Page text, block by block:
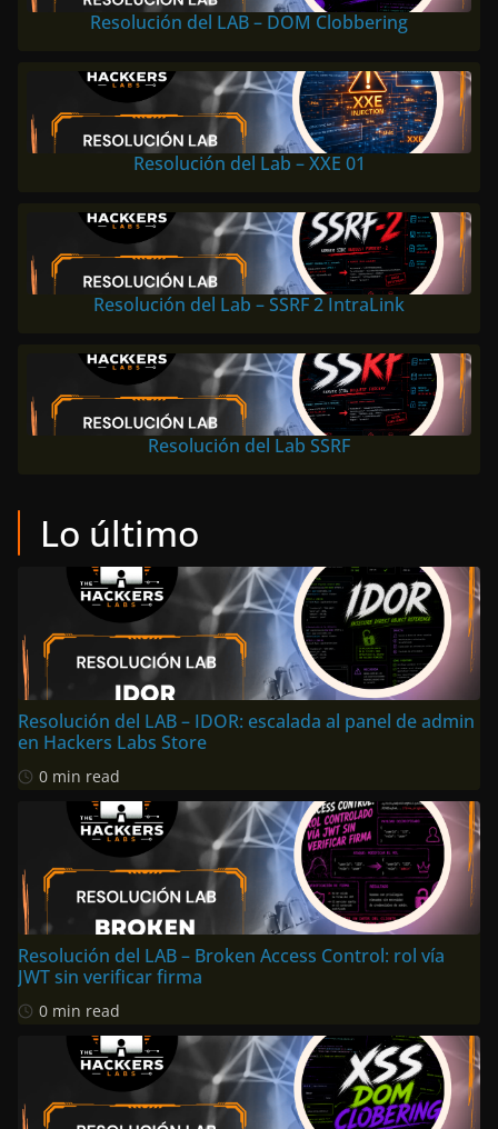
Resolución del LAB – DOM Clobbering
Resolución del Lab – XXE 01
Resolución del Lab – SSRF 2 IntraLink
Resolución del Lab SSRF
Lo último
Resolución del LAB – IDOR: escalada al panel de admin
en Hackers Labs Store
0 min read
Resolución del LAB – Broken Access Control: rol vía
JWT sin verificar firma
0 min read